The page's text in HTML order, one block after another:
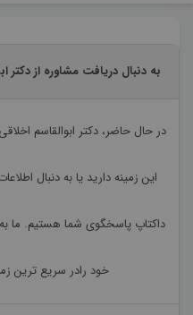
به دنبال دریافت مشاوره از دکتر
در حال حاضر، دکتر ابوالقاسم اخلاقی
این زمینه دارید یا به دنبال
داکتاپ پاسخگوی شما هستیم. ما
خود رادر سریع ترین